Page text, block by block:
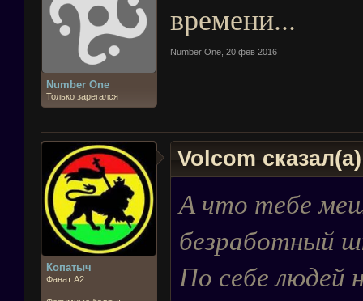
Number One
Только зарегался
времени...
Number One 20 фев 2016
Копатыч
Фанат А2
Volcom
А что тебе
безработный
По себе людей